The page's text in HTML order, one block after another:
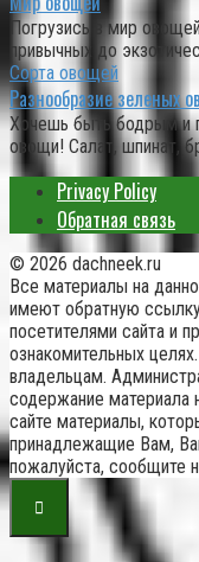
Погрузись в мир
привычных до
Сорта овощей
Разнообразие зеленых
Хочешь быть бодрым и
овощи! Салат, шпинат,
Privacy Policy
Обратная связь
© 2026 dachneek.ru
Все материалы на
имеют обратную
посетителями сайта и
ознакомительных
владельцам.
содержание материала
сайте материалы,
принадлежащие Вам,
пожалуйста, сообщите